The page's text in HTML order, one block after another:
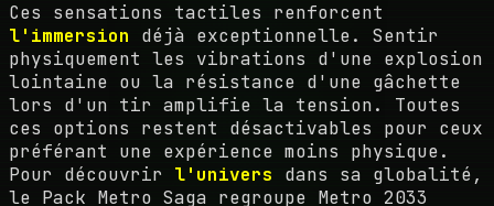
Ces sensations tactiles renforcent
l'immersion déjà exceptionnelle. Sentir
physiquement les vibrations d'une explosion
lointaine ou la résistance d'une gâchette
lors d'un tir amplifie la tension. Toutes
ces options restent désactivables pour ceux
préférant une expérience moins physique.
Pour découvrir l'univers dans sa globalité,
le Pack Metro Saga regroupe Metro 2033